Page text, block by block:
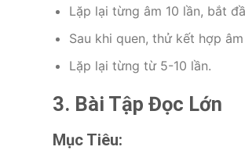
Lặp lại từng âm 10 lần, bắt
Sau khi quen, thử kết hợp âm
Lặp lại từng từ 5-10 lần.
3. Bài Tập Đọc Lớn
Mục Tiêu: